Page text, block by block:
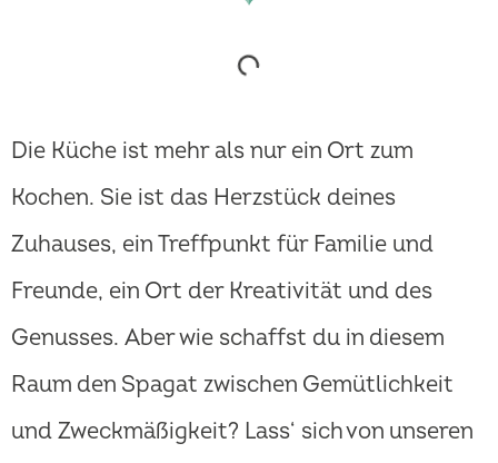
Die Küche ist mehr als nur ein Ort zum
Kochen. Sie ist das Herzstück deines
Zuhauses, ein Treffpunkt für Familie und
Freunde, ein Ort der Kreativität und des
Genusses. Aber wie schaffst du in diesem
Raum den Spagat zwischen Gemütlichkeit
und Zweckmäßigkeit? Lass‘ sich von unseren